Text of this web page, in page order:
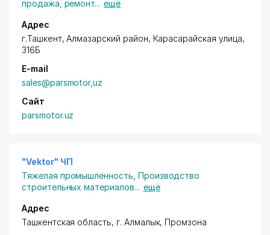
продажа, ремонт... ещё
Адрес
г.Ташкент,Алмазарский район, Карасарайская улица,
316Б
E-mail
sales@parsmotor,uz
Сайт
parsmotor.uz
"Vektor" ЧП
Тяжелая промышленность Производство
строительных материалов... ещё
Адрес
Ташкентская область, г. Алмалык, Промзона